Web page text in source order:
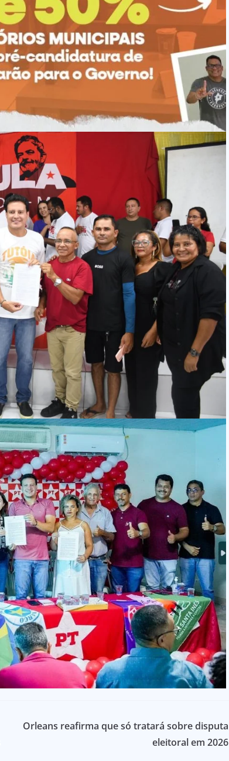
Orleans reafirma que só tratará sobre disputa
eleitoral em 2026